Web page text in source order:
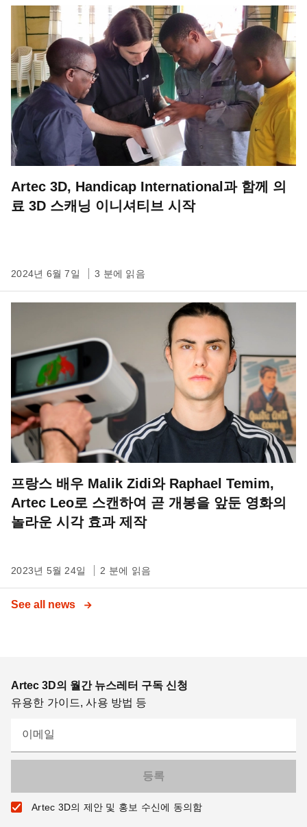
Artec 3D, Handicap International과 함께 의
료 3D 스캐닝 이니셔티브 시작
2024년 6월 7일 3 분에 읽음
프랑스 배우 Malik Zidi와 Raphael Temim,
Artec Leo로 스캔하여 곧 개봉을 앞둔 영화의
놀라운 시각 효과 제작
2023년 5월 24일 2 분에 읽음
See all news
Artec 3D의 월간 뉴스레터 구독 신청
유용한 가이드, 사용 방법 등
이메일
Artec 3D의 제안 및 홍보 수신에 동의함